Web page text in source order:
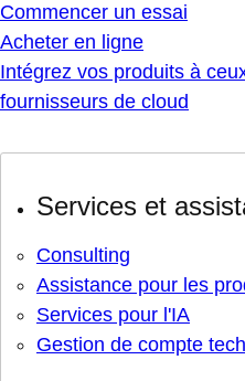
Commencer un essai
Acheter en ligne
Intégrez vos produits à
fournisseurs de cloud
Services et
Consulting
Assistance pour les
Services pour l'IA
Gestion de compte